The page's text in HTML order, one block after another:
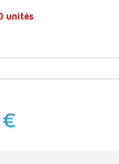
unités